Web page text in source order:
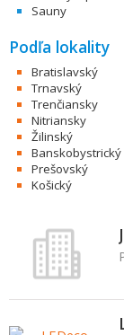
Sauny
Podľa lokality
Bratislavský
Trnavský
Trenčiansky
Nitriansky
Žilinský
Banskobystrický
Prešovský
Košický